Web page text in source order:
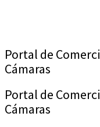
Portal de
Cámaras
Portal de
Cámaras